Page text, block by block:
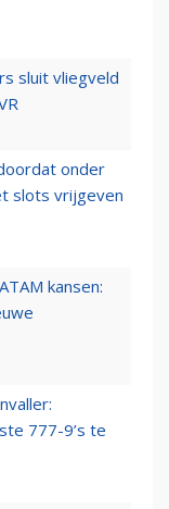
sluit vliegveld
onder
slots vrijgeven
kansen:
777-9’s te